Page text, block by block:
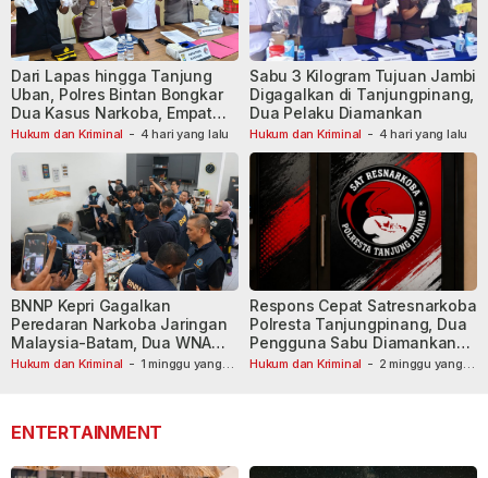
Hukum dan Kriminal - 4 hari yang lalu
Dari Lapas hingga Tanjung
Uban, Polres Bintan Bongkar
Dua Kasus Narkoba, Empat
Tersangka Dibekuk
Hukum dan Kriminal - 4 hari yang lalu
Sabu 3 Kilogram Tujuan Jambi
Digagalkan di Tanjungpinang,
Dua Pelaku Diamankan
Hukum dan Kriminal - 1 minggu yang
BNNP Kepri Gagalkan
Peredaran Narkoba Jaringan
Malaysia-Batam, Dua WNA
Masih Diburu
Hukum dan Kriminal - 2 minggu yang
Respons Cepat Satresnarkoba
Polresta Tanjungpinang, Dua
Pengguna Sabu Diamankan
Usai Dilaporkan ke Call Center
ENTERTAINMENT